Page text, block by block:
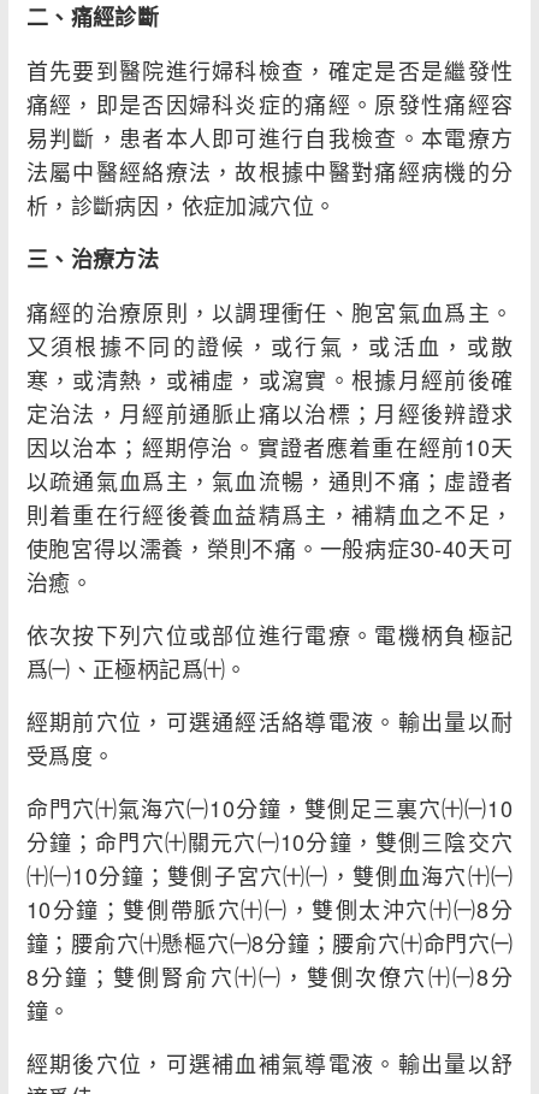
二、痛經診斷
首先要到醫院進行婦科檢查，確定是否是繼發性
痛經，即是否因婦科炎症的痛經。原發性痛經容
易判斷，患者本人即可進行自我檢查。本電療方
法屬中醫經絡療法，故根據中醫對痛經病機的分
析，診斷病因，依症加減穴位。
三、治療方法
痛經的治療原則，以調理衝任、胞宮氣血爲主。
又須根據不同的證候，或行氣，或活血，或散
寒，或清熱，或補虛，或瀉實。根據月經前後確
定治法，月經前通脈止痛以治標；月經後辨證求
因以治本；經期停治。實證者應着重在經前10天
以疏通氣血爲主，氣血流暢，通則不痛；虛證者
則着重在行經後養血益精爲主，補精血之不足，
使胞宮得以濡養，榮則不痛。一般病症30-40天可
治癒。
依次按下列穴位或部位進行電療。電機柄負極記
爲㈠、正極柄記爲㈩。
經期前穴位，可選通經活絡導電液。輸出量以耐
受爲度。
命門穴㈩氣海穴㈠10分鐘，雙側足三裏穴㈩㈠10
分鐘；命門穴㈩關元穴㈠10分鐘，雙側三陰交穴
㈩㈠10分鐘；雙側子宮穴㈩㈠，雙側血海穴㈩㈠
10分鐘；雙側帶脈穴㈩㈠，雙側太沖穴㈩㈠8分
鐘；腰俞穴㈩懸樞穴㈠8分鐘；腰俞穴㈩命門穴㈠
8分鐘；雙側腎俞穴㈩㈠，雙側次僚穴㈩㈠8分
鐘。
經期後穴位，可選補血補氣導電液。輸出量以舒